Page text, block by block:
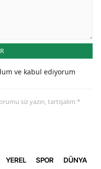
ve kabul ediyorum
siz yazın, tartışalım *
YEREL SPOR DÜNYA